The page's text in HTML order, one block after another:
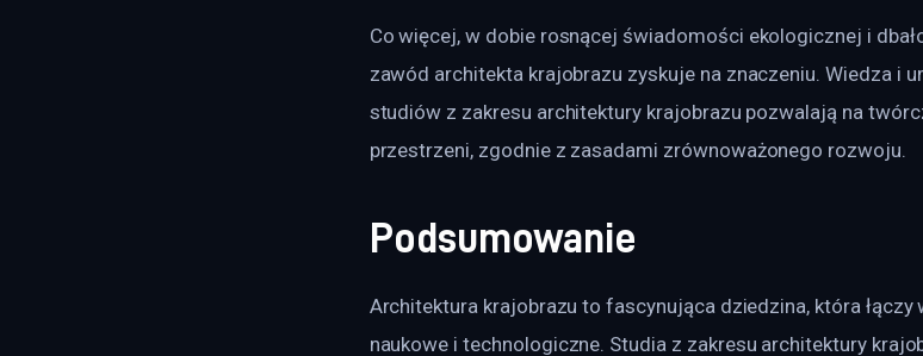
Co więcej, w dobie rosnącej świadomości ekologicznej i
zawód architekta krajobrazu zyskuje na znaczeniu. Wiedza i
studiów z zakresu architektury krajobrazu pozwalają na
przestrzeni, zgodnie z zasadami zrównoważonego rozwoju.
Podsumowanie
Architektura krajobrazu to fascynująca dziedzina, która łączy
naukowe i technologiczne. Studia z zakresu architektury